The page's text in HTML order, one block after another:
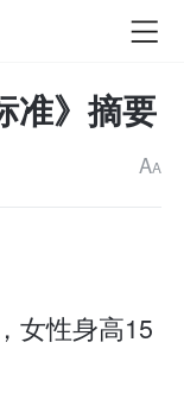
准》摘要
AA
女性身高15